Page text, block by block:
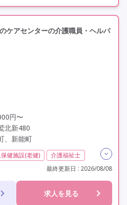
ケアセンターの介護職員・ヘルパ
円〜
北新480
、新能町
健施設(老健)
介護福祉士
残業ほぼなし
常勤
支援あり
年間休日110日以上
駅近
最終更新日 : 2026/08/08
求人を見る